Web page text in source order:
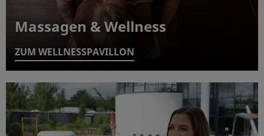
Massagen & Wellness
ZUM WELLNESSPAVILLON